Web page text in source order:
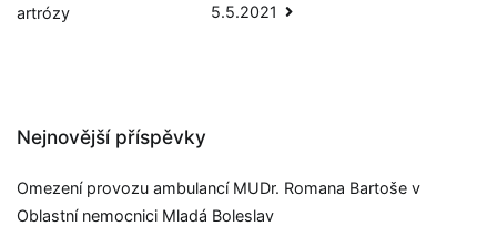
artrózy
5.5.2021
Nejnovější příspěvky
Omezení provozu ambulancí MUDr. Romana Bartoše v
Oblastní nemocnici Mladá Boleslav